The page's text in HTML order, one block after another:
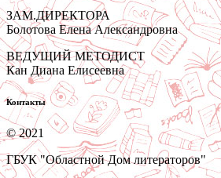
ЗАМ.ДИРЕКТОРА
Болотова Елена Александровна
ВЕДУЩИЙ МЕТОДИСТ
Кан Диана Елисеевна
Контакты
© 2021
ГБУК "Областной Дом литераторов"